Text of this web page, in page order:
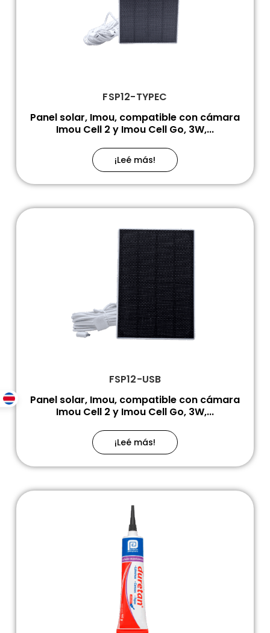
FSP12-TYPEC
Panel solar, Imou, compatible con cámara
Imou Cell 2 y Imou Cell Go, 3W,...
¡Leé más!
FSP12-USB
Panel solar, Imou, compatible con cámara
Imou Cell 2 y Imou Cell Go, 3W,...
¡Leé más!